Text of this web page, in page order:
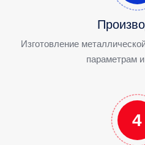
Изготовление
параметрам
4